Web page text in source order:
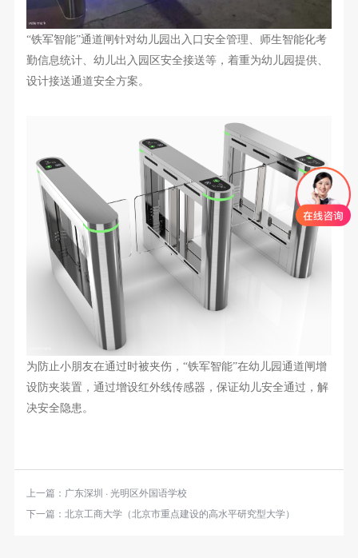
“铁军智能”通道闸针对幼儿园出入口安全管理、师生智能化考
勤信息统计、幼儿出入园区安全接送等，着重为幼儿园提供、
设计接送通道安全方案。
为防止小朋友在通过时被夹伤， “铁军智能”在幼儿园通道闸增
设防夹装置，通过增设红外线传感器，保证幼儿安全通过，解
决安全隐患。
上一篇： 广东深圳 · 光明区外国语学校
下一篇： 北京工商大学（北京市重点建设的高水平研究型大学）